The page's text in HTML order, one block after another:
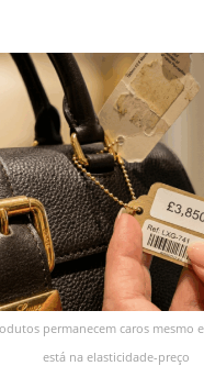
permanecem caros mesmo
está na elasticidade-preço